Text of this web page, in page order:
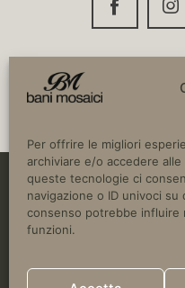
Per offrire le migliori
archiviare e/o accedere
queste tecnologie ci
navigazione o ID univoci
consenso potrebbe influire
funzioni.
Copyright ©